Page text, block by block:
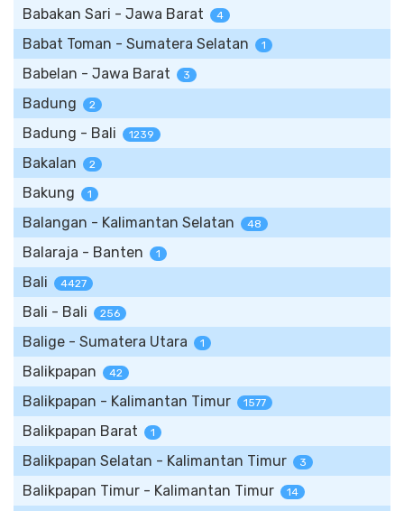
Babakan Sari - Jawa Barat 4
Babat Toman - Sumatera Selatan 1
Babelan - Jawa Barat 3
Badung 2
Badung - Bali 1239
Bakalan 2
Bakung 1
Balangan - Kalimantan Selatan 48
Balaraja - Banten 1
Bali 4427
Bali - Bali 256
Balige - Sumatera Utara 1
Balikpapan 42
Balikpapan - Kalimantan Timur 1577
Balikpapan Barat 1
Balikpapan Selatan - Kalimantan Timur 3
Balikpapan Timur - Kalimantan Timur 14